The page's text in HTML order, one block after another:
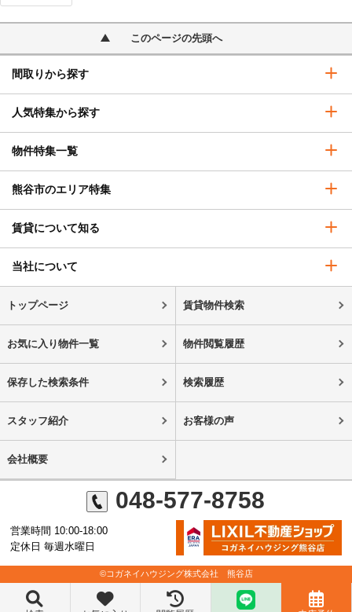
このページの先頭へ
間取りから探す
人気特集から探す
物件特集一覧
熊谷市のエリア特集
賃貸について知る
当社について
トップページ 賃貸物件検索
お気に入り物件一覧 物件閲覧履歴
保存した検索条件 検索履歴
スタッフ紹介 お客様の声
会社概要
048-577-8758
営業時間 10:00-18:00
定休日 毎週水曜日
©コガネイハウジング株式会社 熊谷店